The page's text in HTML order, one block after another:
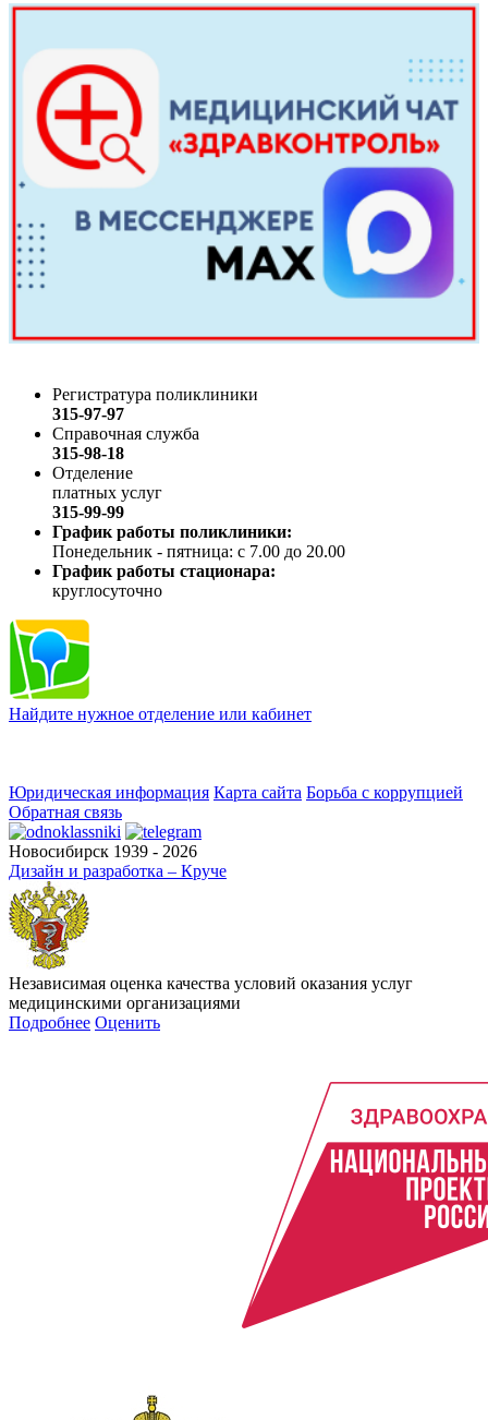
Регистратура поликлиники
315-97-97
Справочная служба
315-98-18
Отделение
платных услуг
315-99-99
График работы поликлиники:
Понедельник - пятница: с 7.00 до 20.00
График работы стационара:
круглосуточно
Найдите нужное отделение или кабинет
Юридическая информация Карта сайта Борьба с коррупцией
Обратная связь
Новосибирск 1939 - 2026
Дизайн и разработка – Круче
Независимая оценка качества условий оказания услуг
медицинскими организациями
Подробнее Оценить